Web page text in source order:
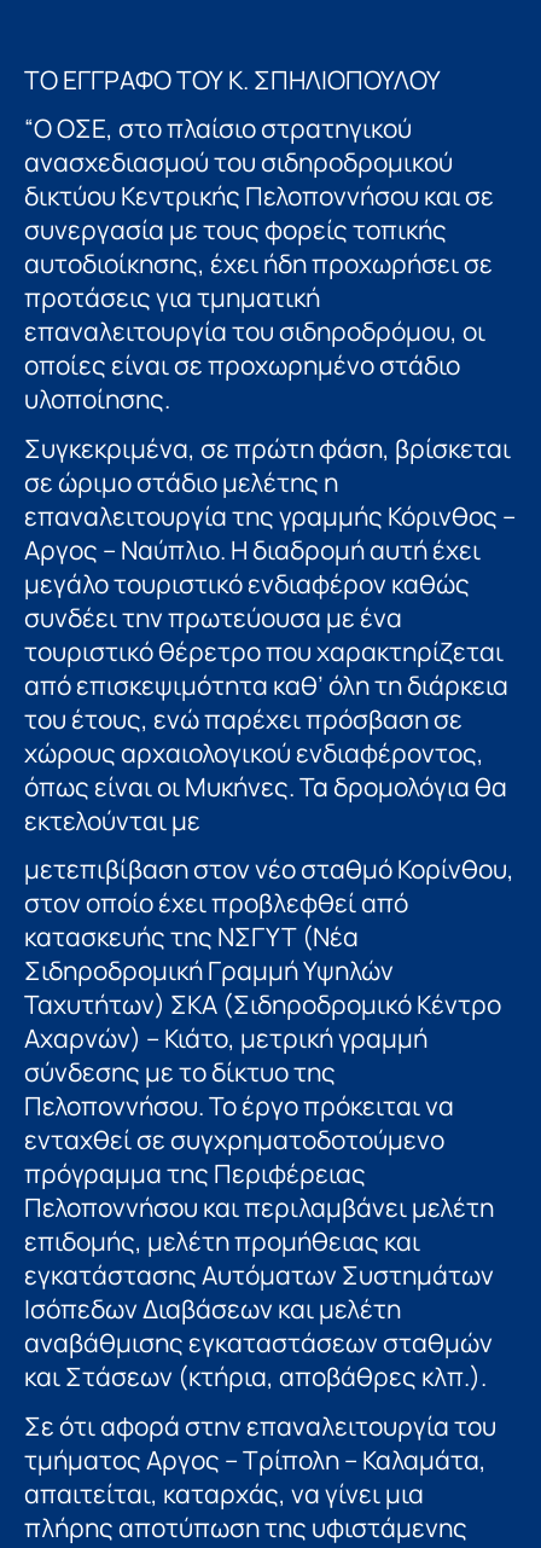
ΤΟ ΕΓΓΡΑΦΟ ΤΟΥ Κ. ΣΠΗΛΙΟΠΟΥΛΟΥ
“Ο ΟΣΕ, στο πλαίσιο στρατηγικού
ανασχεδιασμού του σιδηροδρομικού
δικτύου Κεντρικής Πελοποννήσου και σε
συνεργασία με τους φορείς τοπικής
αυτοδιοίκησης, έχει ήδη προχωρήσει σε
προτάσεις για τμηματική
επαναλειτουργία του σιδηροδρόμου, οι
οποίες είναι σε προχωρημένο στάδιο
υλοποίησης.
Συγκεκριμένα, σε πρώτη φάση, βρίσκεται
σε ώριμο στάδιο μελέτης η
επαναλειτουργία της γραμμής Κόρινθος –
Αργος – Ναύπλιο. Η διαδρομή αυτή έχει
μεγάλο τουριστικό ενδιαφέρον καθώς
συνδέει την πρωτεύουσα με ένα
τουριστικό θέρετρο που χαρακτηρίζεται
από επισκεψιμότητα καθ’ όλη τη διάρκεια
του έτους, ενώ παρέχει πρόσβαση σε
χώρους αρχαιολογικού ενδιαφέροντος,
όπως είναι οι Μυκήνες. Τα δρομολόγια θα
εκτελούνται με
μετεπιβίβαση στον νέο σταθμό Κορίνθου,
στον οποίο έχει προβλεφθεί από
κατασκευής της ΝΣΓΥΤ (Νέα
Σιδηροδρομική Γραμμή Υψηλών
Ταχυτήτων) ΣΚΑ (Σιδηροδρομικό Κέντρο
Αχαρνών) – Κιάτο, μετρική γραμμή
σύνδεσης με το δίκτυο της
Πελοποννήσου. Το έργο πρόκειται να
ενταχθεί σε συγχρηματοδοτούμενο
πρόγραμμα της Περιφέρειας
Πελοποννήσου και περιλαμβάνει μελέτη
επιδομής, μελέτη προμήθειας και
εγκατάστασης Αυτόματων Συστημάτων
Ισόπεδων Διαβάσεων και μελέτη
αναβάθμισης εγκαταστάσεων σταθμών
και Στάσεων (κτήρια, αποβάθρες κλπ.).
Σε ότι αφορά στην επαναλειτουργία του
τμήματος Αργος – Τρίπολη – Καλαμάτα,
απαιτείται, καταρχάς, να γίνει μια
πλήρης αποτύπωση της υφιστάμενης